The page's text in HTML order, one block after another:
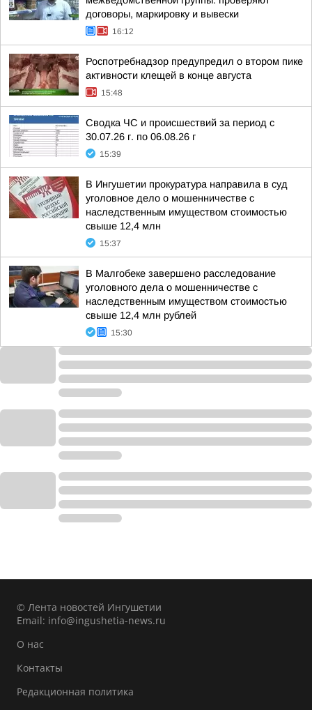
договоры, маркировку и вывески
16:12
Роспотребнадзор предупредил о втором пике
активности клещей в конце августа
15:48
Сводка ЧС и происшествий за период с
30.07.26 г. по 06.08.26 г
15:39
В Ингушетии прокуратура направила в суд
уголовное дело о мошенничестве с
наследственным имуществом стоимостью
свыше 12,4 млн
15:37
В Малгобеке завершено расследование
уголовного дела о мошенничестве с
наследственным имуществом стоимостью
свыше 12,4 млн рублей
15:30
© Лента новостей Ингушетии
Email: info@ingushetia-news.ru
О нас
Контакты
Редакционная политика